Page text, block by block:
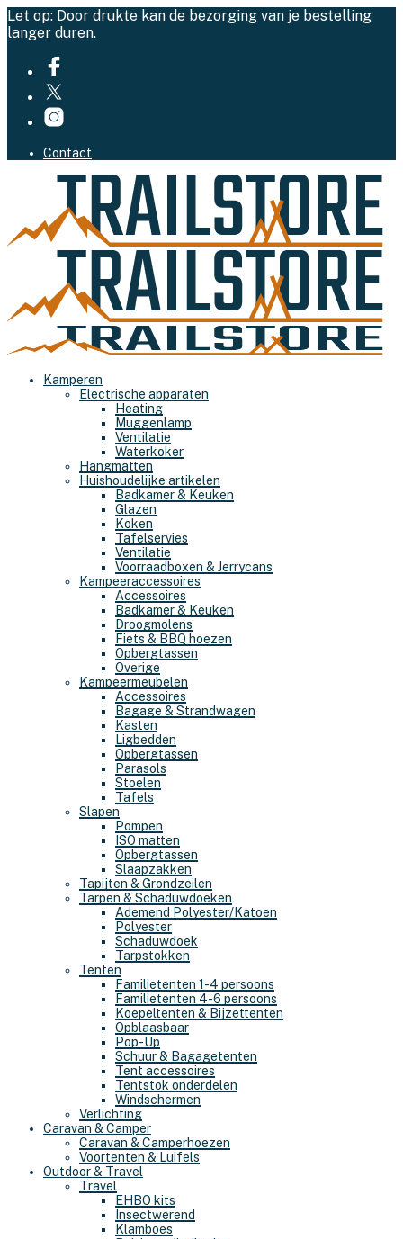
Let op: Door drukte kan de bezorging van je bestelling
langer duren.
Contact
Kamperen
Electrische apparaten
Heating
Muggenlamp
Ventilatie
Waterkoker
Hangmatten
Huishoudelijke artikelen
Badkamer & Keuken
Glazen
Koken
Tafelservies
Ventilatie
Voorraadboxen & Jerrycans
Kampeeraccessoires
Accessoires
Badkamer & Keuken
Droogmolens
Fiets & BBQ hoezen
Opbergtassen
Overige
Kampeermeubelen
Accessoires
Bagage & Strandwagen
Kasten
Ligbedden
Opbergtassen
Parasols
Stoelen
Tafels
Slapen
Pompen
ISO matten
Opbergtassen
Slaapzakken
Tapijten & Grondzeilen
Tarpen & Schaduwdoeken
Ademend Polyester/Katoen
Polyester
Schaduwdoek
Tarpstokken
Tenten
Familietenten 1-4 persoons
Familietenten 4-6 persoons
Koepeltenten & Bijzettenten
Opblaasbaar
Pop-Up
Schuur & Bagagetenten
Tent accessoires
Tentstok onderdelen
Windschermen
Verlichting
Caravan & Camper
Caravan & Camperhoezen
Voortenten & Luifels
Outdoor & Travel
Travel
EHBO kits
Insectwerend
Klamboes